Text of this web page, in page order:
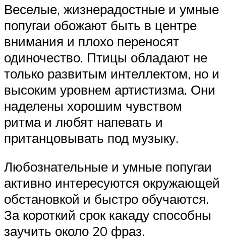
Веселые, жизнерадостные и умные
попугаи обожают быть в центре
внимания и плохо переносят
одиночество. Птицы обладают не
только развитым интеллектом, но и
высоким уровнем артистизма. Они
наделены хорошим чувством
ритма и любят напевать и
пританцовывать под музыку.
Любознательные и умные попугаи
активно интересуются окружающей
обстановкой и быстро обучаются.
За короткий срок какаду способны
заучить около 20 фраз.